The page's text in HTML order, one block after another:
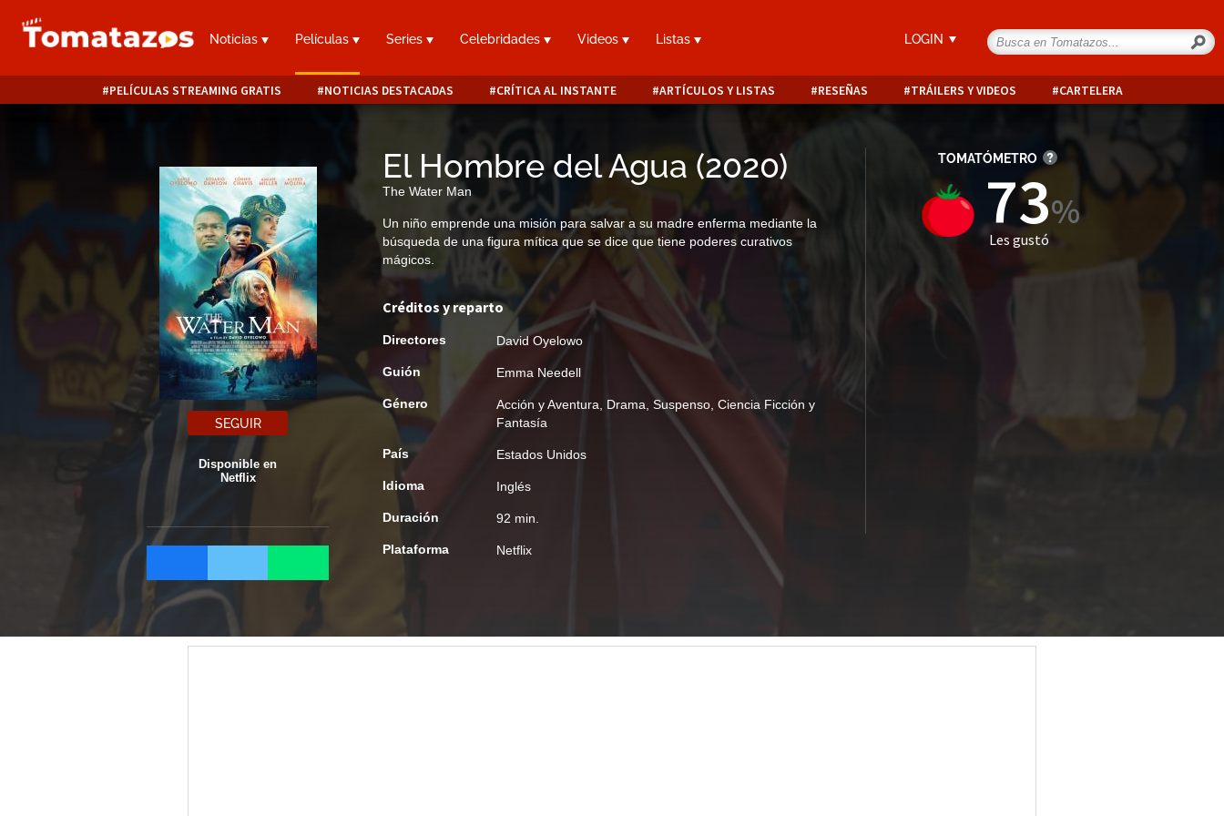
Noticias Películas Series Celebridades Videos Listas LOGIN
PELÍCULAS STREAMING GRATIS NOTICIAS DESTACADAS CRÍTICA AL INSTANTE ARTÍCULOS Y LISTAS RESEÑAS TRÁILERS Y VIDEOS CARTELERA
SEGUIR
Disponible en
Netflix
El Hombre del Agua (2020)
The Water Man
Un niño emprende una misión para salvar a su madre enferma mediante la
búsqueda de una figura mítica que se dice que tiene poderes curativos
mágicos.
Créditos y reparto
Directores David Oyelowo
Guión Emma Needell
Género Acción y Aventura Drama Suspenso Ciencia Ficción y
Fantasía
País Estados Unidos
Idioma Inglés
Duración 92 min.
Plataforma Netflix
TOMATÓMETRO
73
Les gustó